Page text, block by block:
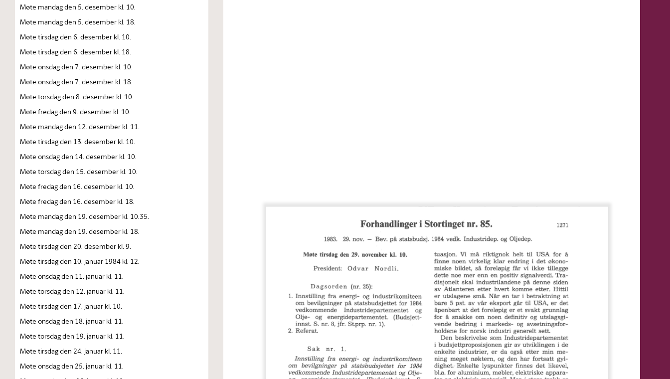
Møte mandag den 5. desember kl. 10.
Møte mandag den 5. desember kl. 18.
Møte tirsdag den 6. desember kl. 10.
Møte tirsdag den 6. desember kl. 18.
Møte onsdag den 7. desember kl. 10.
Møte onsdag den 7. desember kl. 18.
Møte torsdag den 8. desember kl. 10.
Møte fredag den 9. desember kl. 10.
Møte mandag den 12. desember kl. 11.
Møte tirsdag den 13. desember kl. 10.
Møte onsdag den 14. desember kl. 10.
Møte torsdag den 15. desember kl. 10.
Møte fredag den 16. desember kl. 10.
Møte fredag den 16. desember kl. 18.
Møte mandag den 19. desember kl. 10.35.
Møte mandag den 19. desember kl. 18.
Møte tirsdag den 20. desember kl. 9.
Møte tirsdag den 10. januar 1984 kl. 12.
Møte onsdag den 11. januar kl. 11.
Møte torsdag den 12. januar kl. 11.
Møte tirsdag den 17. januar kl. 10.
Møte onsdag den 18. januar kl. 11.
Møte torsdag den 19. januar kl. 11.
Møte tirsdag den 24. januar kl. 11.
Møte onsdag den 25. januar kl. 11.